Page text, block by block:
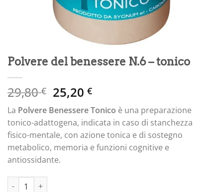
Polvere del benessere N.6 – tonico
29,80€ Il
prezzo
originale
era:
29,80 €.
25,20€Il
prezzo
attuale
è:
25,20 €.
La Polvere Benessere Tonico è una preparazione
tonico-adattogena, indicata in caso di stanchezza
fisico-mentale, con azione tonica e di sostegno
metabolico, memoria e funzioni cognitive e
antiossidante.
Polvere del benessere N.6 - tonico quantità